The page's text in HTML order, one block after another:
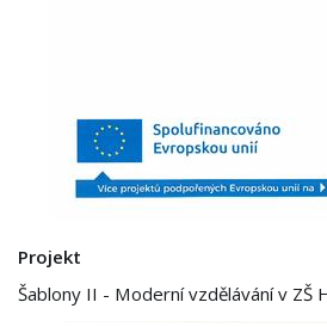
Projekt
Šablony II - Moderní vzdělávání v ZŠ